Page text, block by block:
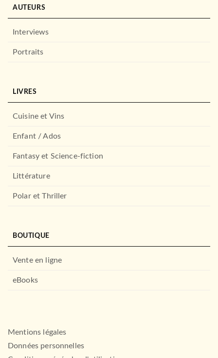
Eva Harlé
HACHETTE PRATIQUE
LAROUSSE
AUTEURS
Interviews
Portraits
LIVRES
Cuisine et Vins
Enfant / Ados
Fantasy et Science-fiction
Littérature
Polar et Thriller
BOUTIQUE
Vente en ligne
eBooks
Mentions légales
Données personnelles